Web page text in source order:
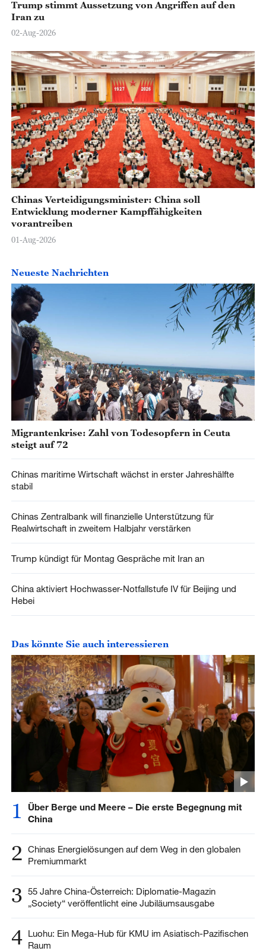
Trump stimmt Aussetzung von Angriffen auf den
Iran zu
02-Aug-2026
Chinas Verteidigungsminister: China soll
Entwicklung moderner Kampffähigkeiten
vorantreiben
01-Aug-2026
Neueste Nachrichten
Migrantenkrise: Zahl von Todesopfern in Ceuta
steigt auf 72
Chinas maritime Wirtschaft wächst in erster Jahreshälfte
stabil
Chinas Zentralbank will finanzielle Unterstützung für
Realwirtschaft in zweitem Halbjahr verstärken
Trump kündigt für Montag Gespräche mit Iran an
China aktiviert Hochwasser-Notfallstufe IV für Beijing und
Hebei
Das könnte Sie auch interessieren
1
Über Berge und Meere – Die erste Begegnung mit
China
2 Chinas Energielösungen auf dem Weg in den globalen
Premiummarkt
3 55 Jahre China-Österreich: Diplomatie-Magazin
„Society“ veröffentlicht eine Jubiläumsausgabe
4 Luohu: Ein Mega-Hub für KMU im Asiatisch-Pazifischen
Raum